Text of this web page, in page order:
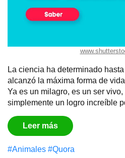
La ciencia ha determinado
alcanzó la máxima forma de
Ya es un milagro, es un ser
simplemente un logro increíble
Leer más
#Animales #Quora